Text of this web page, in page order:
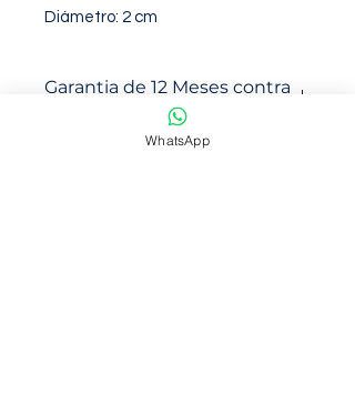
Diámetro: 2 cm
Garantia de 12 Meses contra
defectos de fabirca
WhatsApp